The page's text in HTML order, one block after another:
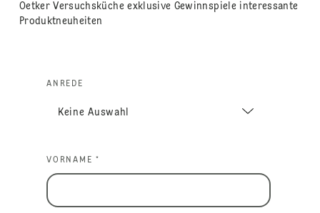
Oetker Versuchsküche exklusive Gewinnspiele interessante
Produktneuheiten
ANREDE
VORNAME *